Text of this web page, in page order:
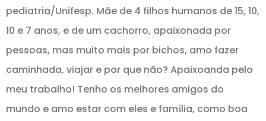
pediatria/Unifesp. Mãe de 4 filhos humanos de 15, 10,
10 e 7 anos, e de um cachorro, apaixonada por
pessoas, mas muito mais por bichos, amo fazer
caminhada, viajar e por que não? Apaixoanda pelo
meu trabalho! Tenho os melhores amigos do
mundo e amo estar com eles e família, como boa